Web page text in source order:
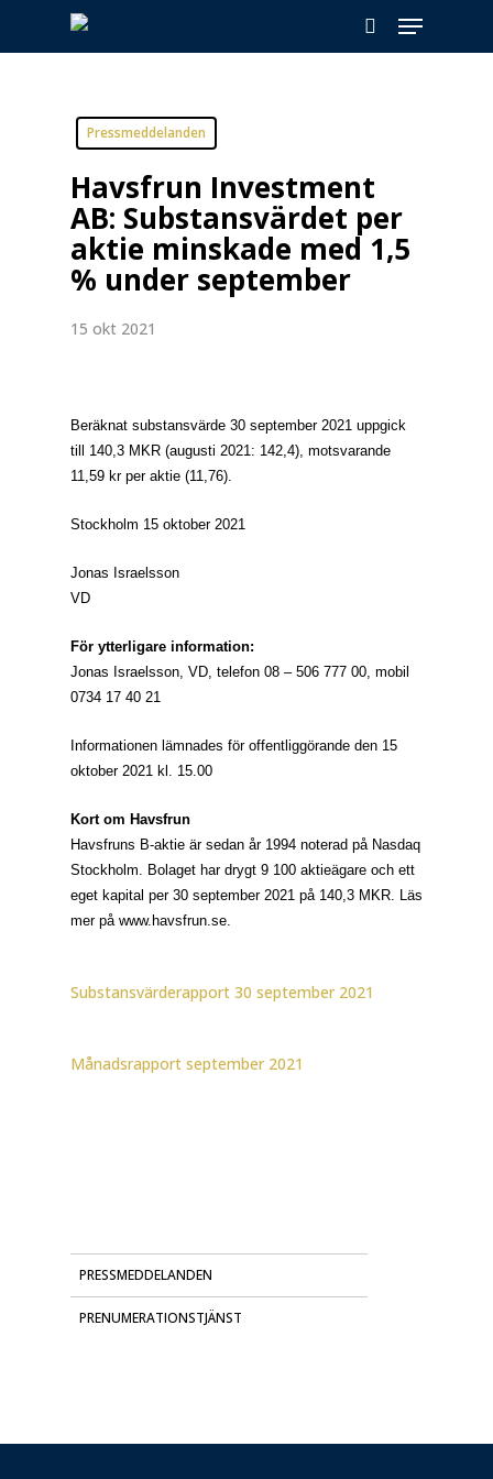
main
search
Menu
Pressmeddelanden
Havsfrun Investment
AB: Substansvärdet per
aktie minskade med 1,5
% under september
15 okt 2021
Beräknat substansvärde 30 september 2021 uppgick
till 140,3 MKR (augusti 2021: 142,4), motsvarande
11,59 kr per aktie (11,76).
Stockholm 15 oktober 2021
Jonas Israelsson
VD
För ytterligare information:
Jonas Israelsson, VD, telefon 08 – 506 777 00, mobil
0734 17 40 21
Informationen lämnades för offentliggörande den 15
oktober 2021 kl. 15.00
Kort om Havsfrun
Havsfruns B-aktie är sedan år 1994 noterad på Nasdaq
Stockholm. Bolaget har drygt 9 100 aktieägare och ett
eget kapital per 30 september 2021 på 140,3 MKR. Läs
mer på www.havsfrun.se.
Substansvärderapport 30 september 2021
Månadsrapport september 2021
PRESSMEDDELANDEN
PRENUMERATIONSTJÄNST